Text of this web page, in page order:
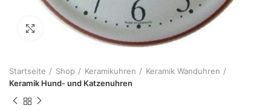
Zum Vergrößern klicken
Startseite Shop Keramikuhren
Keramik Wanduhren
Keramik Hund- und Katzenuhren